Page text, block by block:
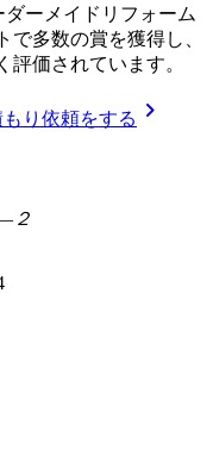
ダーメイドリフォーム
で多数の賞を獲得し、
価されています。
り依頼をする chevron_right
２